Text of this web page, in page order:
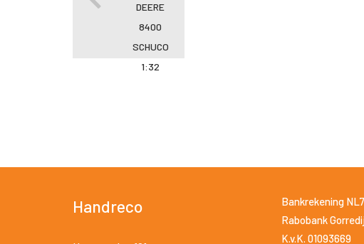
DEERE
8400
SCHUCO
1:32
Handreco
Bankrekening
Rabobank
K.v.K. 01093669